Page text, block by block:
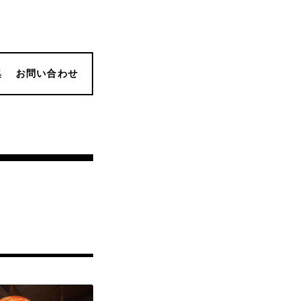
お問い合わせ